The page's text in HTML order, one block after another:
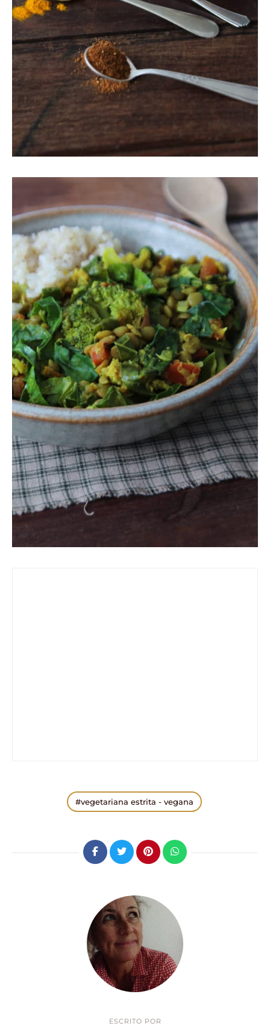
vegetariana estrita - vegana
ESCRITO POR